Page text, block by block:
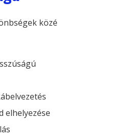
közé
elhelyezése